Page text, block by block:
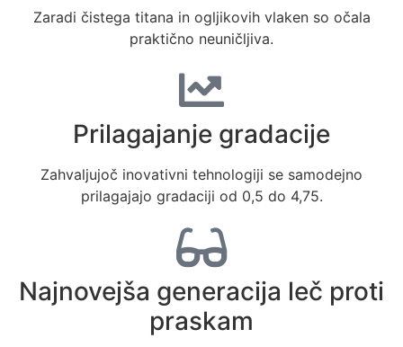
Zaradi čistega titana in ogljikovih vlaken so očala
praktično neuničljiva.
Prilagajanje gradacije
Zahvaljujoč inovativni tehnologiji se samodejno
prilagajajo gradaciji od 0,5 do 4,75.
Najnovejša generacija leč proti
praskam